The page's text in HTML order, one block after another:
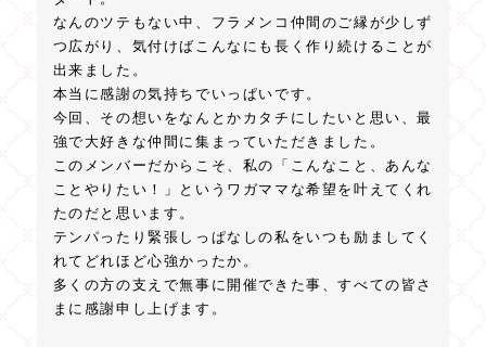
なんのツテもない中、フラメンコ仲間のご縁が少しず
つ広がり、気付けばこんなにも長く作り続けることが
出来ました。
本当に感謝の気持ちでいっぱいです。
今回、その想いをなんとかカタチにしたいと思い、最
強で大好きな仲間に集まっていただきました。
このメンバーだからこそ、私の「こんなこと、あんな
ことやりたい！」というワガママな希望を叶えてくれ
たのだと思います。
テンパったり緊張しっぱなしの私をいつも励ましてく
れてどれほど心強かったか。
多くの方の支えで無事に開催できた事、すべての皆さ
まに感謝申し上げます。